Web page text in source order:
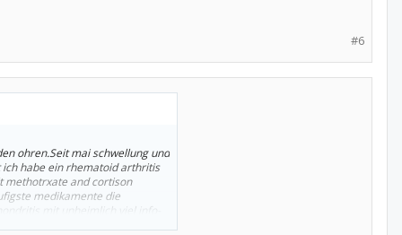
#6
ohren.Seit mai schwellung und
habe ein rhematoid arthritis
methotrxate and cortison
medikamente die
mit unheimlich viel info-
und komme aus england